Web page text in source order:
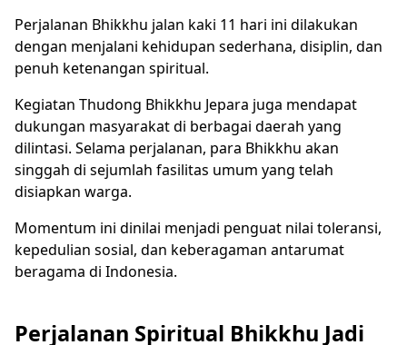
Perjalanan Bhikkhu jalan kaki 11 hari ini dilakukan
dengan menjalani kehidupan sederhana, disiplin, dan
penuh ketenangan spiritual.
Kegiatan Thudong Bhikkhu Jepara juga mendapat
dukungan masyarakat di berbagai daerah yang
dilintasi. Selama perjalanan, para Bhikkhu akan
singgah di sejumlah fasilitas umum yang telah
disiapkan warga.
Momentum ini dinilai menjadi penguat nilai toleransi,
kepedulian sosial, dan keberagaman antarumat
beragama di Indonesia.
Perjalanan Spiritual Bhikkhu Jadi